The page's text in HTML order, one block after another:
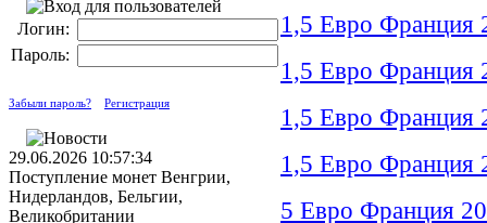
Логин:
Пароль:
Забыли пароль? Регистрация
29.06.2026 10:57:34
Поступление монет Венгрии,
Нидерландов, Бельгии,
Великобритании
1,5 Евро Франция
1,5 Евро Франция
1,5 Евро
1,5 Евро Франция
5 Евро Франция